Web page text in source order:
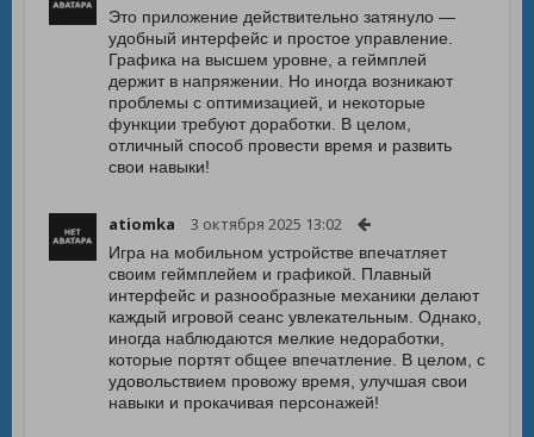
Это приложение действительно затянуло —
удобный интерфейс и простое управление.
Графика на высшем уровне, а геймплей
держит в напряжении. Но иногда возникают
проблемы с оптимизацией, и некоторые
функции требуют доработки. В целом,
отличный способ провести время и развить
свои навыки!
atiomka 3 октября 2025 13:02
Игра на мобильном устройстве впечатляет
своим геймплейем и графикой. Плавный
интерфейс и разнообразные механики делают
каждый игровой сеанс увлекательным. Однако,
иногда наблюдаются мелкие недоработки,
которые портят общее впечатление. В целом, с
удовольствием провожу время, улучшая свои
навыки и прокачивая персонажей!